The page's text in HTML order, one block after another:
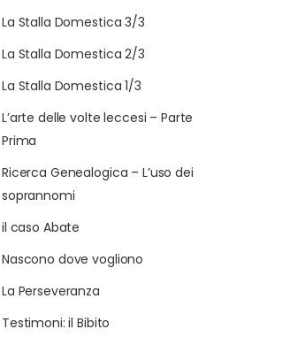
La Stalla Domestica 3/3
La Stalla Domestica 2/3
La Stalla Domestica 1/3
L’arte delle volte leccesi – Parte
Prima
Ricerca Genealogica – L’uso dei
soprannomi
il caso Abate
Nascono dove vogliono
La Perseveranza
Testimoni: il Bibito